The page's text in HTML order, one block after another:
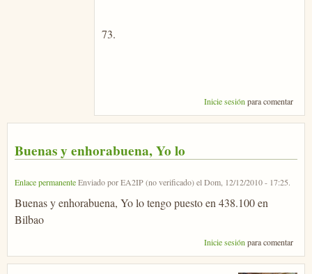
73.
Inicie sesiónpara comentar
Buenas y enhorabuena, Yo lo
Enlace permanenteEnviado porEA2IP (no verificado)elDom, 12/12/2010 - 17:25.
Buenas y enhorabuena, Yo lo tengo puesto en 438.100 en
Bilbao
Inicie sesión para comentar